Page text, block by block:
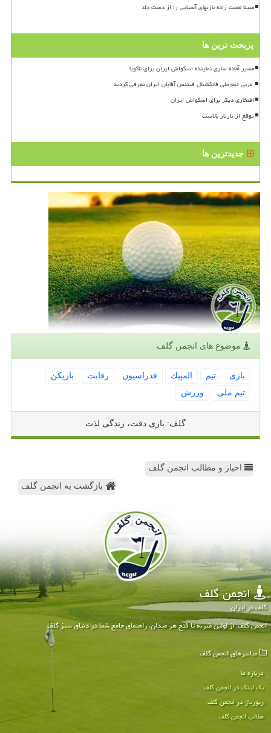
مبینا نعمت زاده بازیهای آسیایی را از دست داد
پربحث ترین ها
مسیر آماده سازی نماینده اسکواش ایران برای ناگویا
افتخاری دیگر برای اسکواش ایران
توقع از تارتار بالاست
جدیدترین ها
موضوع های انجمن گلف
بازی تیم المپیك فدراسیون رقابت
بازیكن
تیم ملی
ورزش
گلف: بازی دقت، زندگی لذت
اخبار و مطالب انجمن گلف
بازگشت به انجمن گلف
انجمن گلف
گلف در ایران
انجمن گلف: از اولین ضربه تا فتح هر میدان، راهنمای جامع شما در دنیای سبز گلف
میانبرهای انجمن گلف
درباره ما
بک لینک در انجمن گلف
رپورتاژ در انجمن گلف
مطالب انجمن گلف